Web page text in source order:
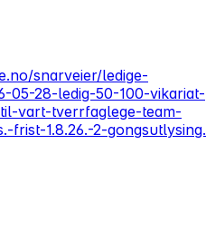
snarveier/ledige-
05-28-ledig-50-100-vikariat-
vart-tverrfaglege-team-
frist-1.8.26.-2-gongsutlysing.